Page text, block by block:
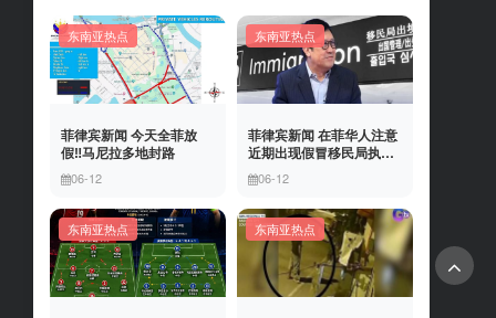
东南亚热点
菲律宾新闻 今天全菲放
假‼️马尼拉多地封路
06-12
东南亚热点
菲律宾新闻 在菲华人注意
近期出现假冒移民局执法
人员上门敲诈案件，已有
多人举报中招
06-12
东南亚热点 东南亚热点